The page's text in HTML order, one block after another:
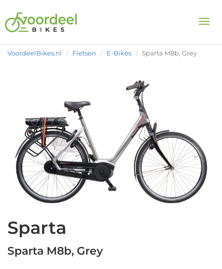
VoordeelBikes.nl Fietsen E-Bikes Sparta M8b, Grey
Sparta
Sparta M8b, Grey